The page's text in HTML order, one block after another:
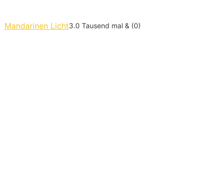
Mandarinen Licht3.0 Tausend mal & (0)